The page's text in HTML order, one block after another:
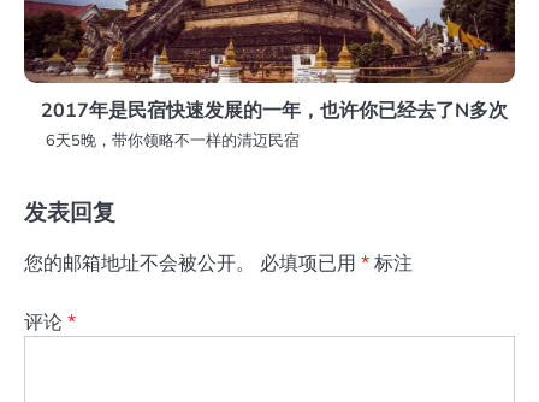
2017年是民宿快速发展的一年，也许你已经去了N多次
6天5晚，带你领略不一样的清迈民宿
发表回复
您的邮箱地址不会被公开。 必填项已用 * 标注
评论 *